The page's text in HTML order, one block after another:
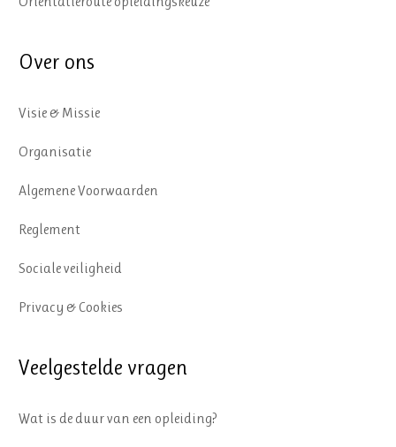
Over ons
Visie & Missie
Organisatie
Algemene Voorwaarden
Reglement
Sociale veiligheid
Privacy & Cookies
Veelgestelde vragen
Wat is de duur van een opleiding?